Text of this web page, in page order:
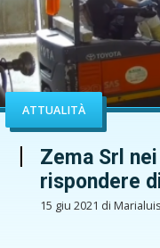
ATTUALITÀ
Zema Srl
rispondere
15 giu 2021 di